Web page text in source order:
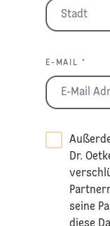
E-MAIL *
Dr.
seine